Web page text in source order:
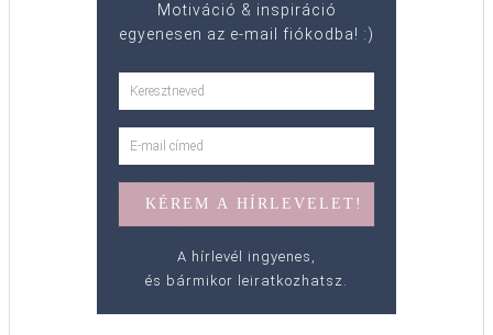
Motiváció & inspiráció
egyenesen az e-mail fiókodba! :)
A hírlevél ingyenes,
és bármikor leiratkozhatsz.